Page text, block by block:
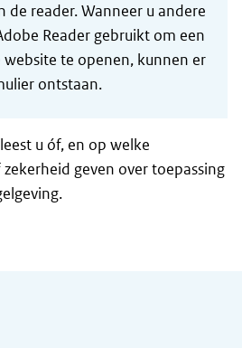
de reader. Wanneer u andere
Reader gebruikt om een
te openen, kunnen er
ontstaan.
u óf, en op welke
geven over toepassing